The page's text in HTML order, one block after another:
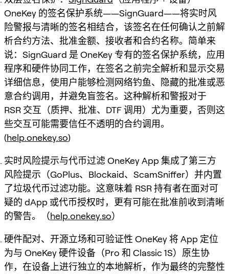
OneKey 的签名保护系统——SignGuard——将实时风
险警报与清晰的签名相结合，该签名在任何确认之前解
析合约方法、批准金额、接收者和合约名称。简单来
说：SignGuard 是 OneKey 专有的签名保护系统，应用
程序和硬件协同工作，在签名之前完全解析和显示交易
详细信息，使用户能够检测网络钓鱼、隐藏的批准或恶
意合约调用，并避免盲签名。这种解析和警报对于
RSR 交互（质押、批准、DTF 调用）尤为重要，否则这
些交互可能需要信任不透明的合约调用。
(help.onekey.so)
实时风险提示与代币过滤 OneKey App 集成了第三方
风险提示（GoPlus、Blockaid、ScamSniffer）并内置
了垃圾代币过滤功能。这意味着 RSR 持有者在面对可
疑的 dApp 或代币授权时，更有可能在批准前收到清晰
的警告。（help.onekey.so）
硬件配对、开源立场和可验证性 OneKey 将 App 定位
为与 OneKey 硬件设备（Pro 和 Classic 1S）原生协
作，在设备上进行独立的本地解析，作为最终的完整性